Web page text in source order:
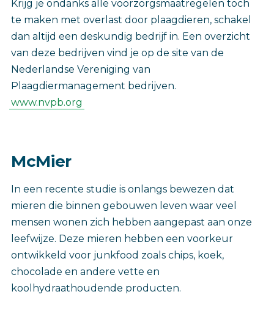
Krijg je ondanks alle voorzorgsmaatregelen toch
te maken met overlast door plaagdieren, schakel
dan altijd een deskundig bedrijf in. Een overzicht
van deze bedrijven vind je op de site van de
Nederlandse Vereniging van
Plaagdiermanagement bedrijven.
www.nvpb.org
McMier
In een recente studie is onlangs bewezen dat
mieren die binnen gebouwen leven waar veel
mensen wonen zich hebben aangepast aan onze
leefwijze. Deze mieren hebben een voorkeur
ontwikkeld voor junkfood zoals chips, koek,
chocolade en andere vette en
koolhydraathoudende producten.